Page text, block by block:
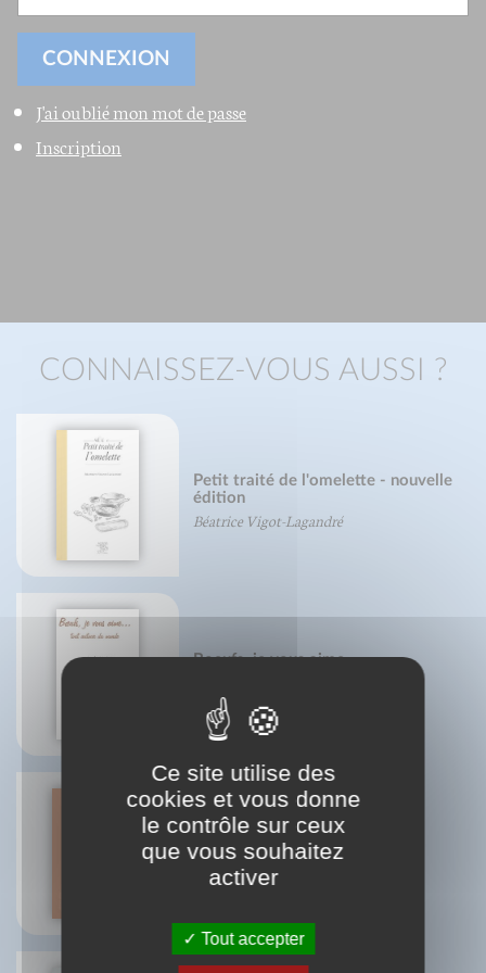
J'ai oublié mon mot de passe
Inscription
CONNAISSEZ-VOUS AUSSI ?
Petit traité de l'omelette - nouvelle
édition
Béatrice Vigot-Lagandré
Boeufs, je vous aime...
Aude Mairey
Tennis & neurotraining
Jérôme Gori
Ce site utilise des
cookies et vous donne
le contrôle sur ceux
que vous souhaitez
activer
Tout accepter